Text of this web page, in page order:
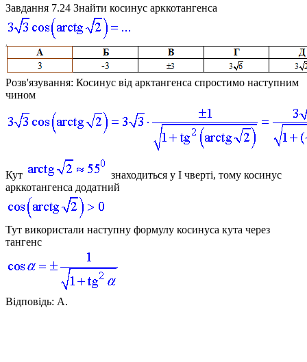
Завдання 7.24 Знайти косинус арккотангенса
Розв'язування: Косинус від арктангенса спростимо наступним
чином
Кут
знаходиться у І чверті, тому косинус
арккотангенса додатний
Тут використали наступну формулу косинуса кута через
тангенс
Відповідь: А.